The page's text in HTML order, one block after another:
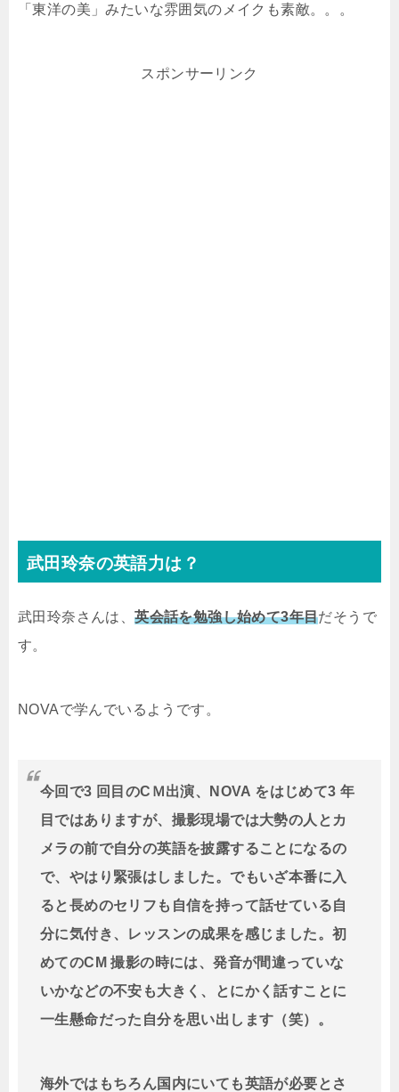
「東洋の美」みたいな雰囲気のメイクも素敵。。。
スポンサーリンク
武田玲奈の英語力は？
武田玲奈さんは、英会話を勉強し始めて3年目だそうで
す。
NOVAで学んでいるようです。
今回で3 回目のCＭ出演、NOVA をはじめて3 年
目ではありますが、撮影現場では大勢の人とカ
メラの前で自分の英語を披露することになるの
で、やはり緊張はしました。でもいざ本番に入
ると長めのセリフも自信を持って話せている自
分に気付き、レッスンの成果を感じました。初
めてのCM 撮影の時には、発音が間違っていな
いかなどの不安も大きく、とにかく話すことに
一生懸命だった自分を思い出します（笑）。
海外ではもちろん国内にいても英語が必要とさ